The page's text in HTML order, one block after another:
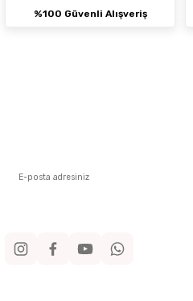
%100 Güvenli Alışveriş